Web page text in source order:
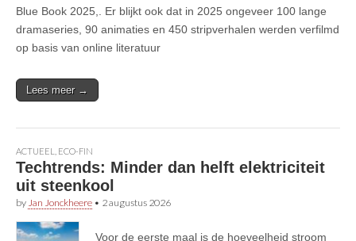
Blue Book 2025,. Er blijkt ook dat in 2025 ongeveer 100 lange
dramaseries, 90 animaties en 450 stripverhalen werden verfilmd
op basis van online literatuur
Lees meer →
ACTUEEL ECO-FIN
Techtrends: Minder dan helft elektriciteit
uit steenkool
by Jan Jonckheere • 2 augustus 2026
Voor de eerste maal is de hoeveelheid stroom